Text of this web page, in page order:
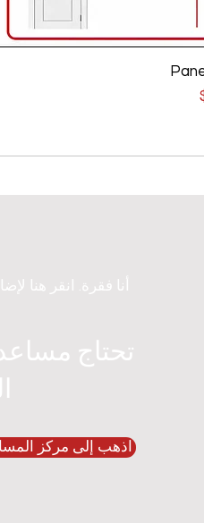
أنا فقرة. انقر هنا
تحتاج
اذهب إلى مركز